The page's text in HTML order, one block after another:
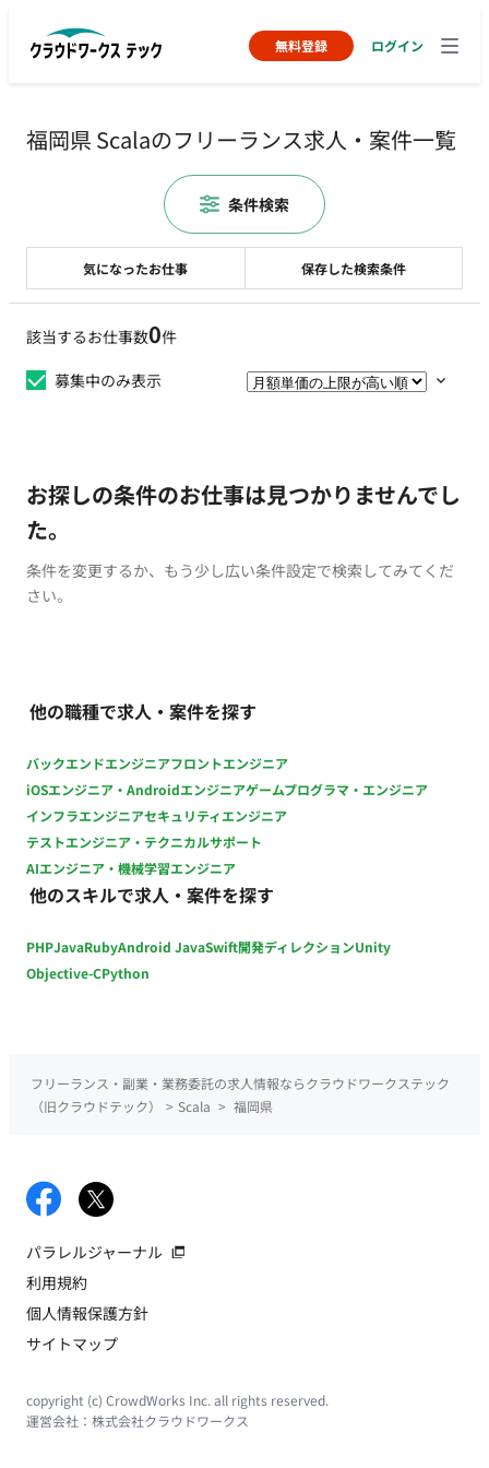
無料登録 ログイン
福岡県 Scalaのフリーランス求人・案件一覧
該当するお仕事数0件
募集中のみ表示
お探しの条件のお仕事は見つかりませんでし
た。
条件を変更するか、もう少し広い条件設定で検索してみてくだ
さい。
他の職種で求人・案件を探す
バックエンドエンジニアフロントエンジニア
iOSエンジニア・Androidエンジニアゲームプログラマ・エンジニア
インフラエンジニアセキュリティエンジニア
テストエンジニア・テクニカルサポート
AIエンジニア・機械学習エンジニア
他のスキルで求人・案件を探す
PHPJavaRubyAndroid JavaSwift開発ディレクションUnity
Objective-CPython
気になったお仕事 保存した検索条件
条件検索
フリーランス・副業・業務委託の求人情報ならクラウドワークステック
（旧クラウドテック）
> Scala > 福岡県
パラレルジャーナル
利用規約
個人情報保護方針
サイトマップ
copyright (c) CrowdWorks Inc. all rights reserved.
運営会社： 株式会社クラウドワークス